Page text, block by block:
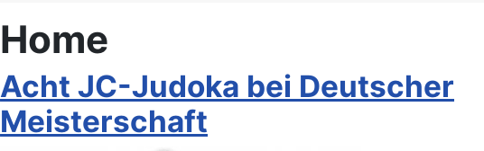
Home
Acht JC-Judoka bei Deutscher
Meisterschaft